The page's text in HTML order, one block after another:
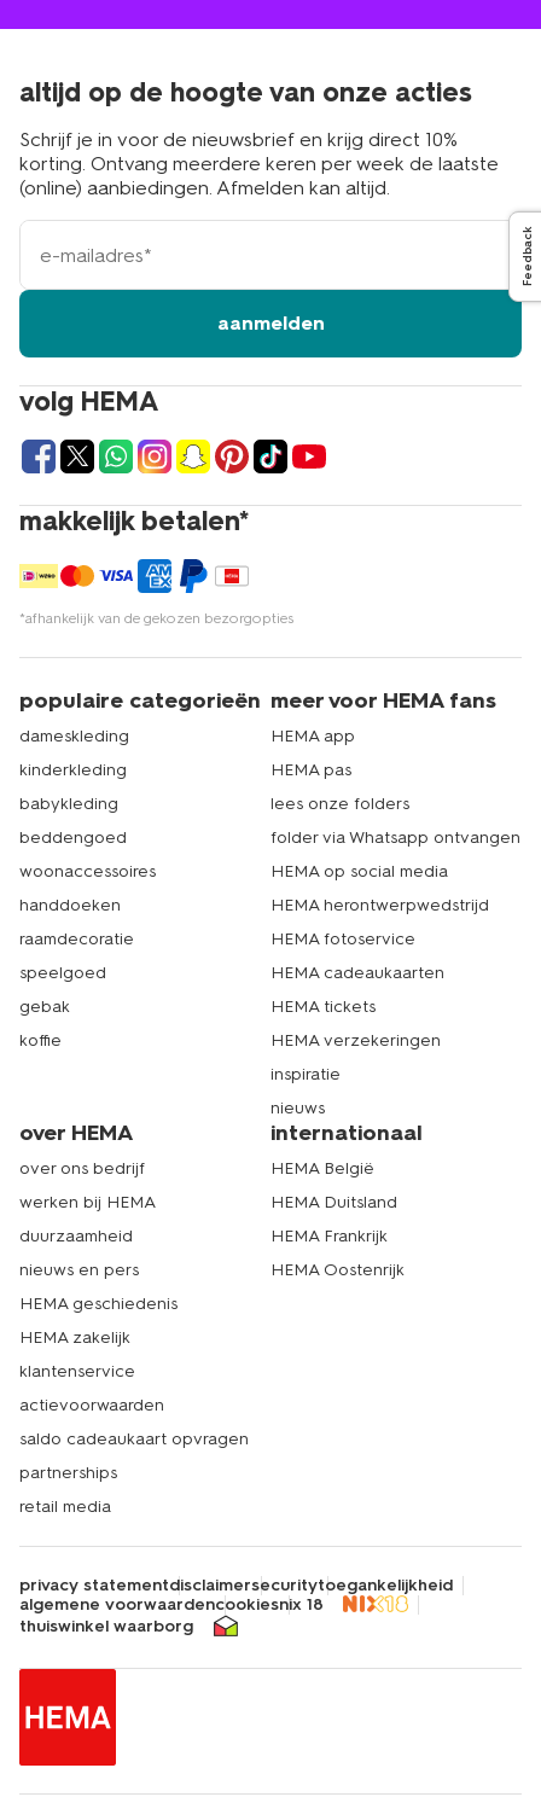
volg HEMA
makkelijk betalen*
*afhankelijk van de gekozen bezorgopties
altijd op de hoogte van onze acties
Schrijf je in voor de nieuwsbrief en krijg direct 10%
korting. Ontvang meerdere keren per week de laatste
(online) aanbiedingen. Afmelden kan altijd.
e-
mailadres
aanmelden
populaire categorieën
dameskleding
kinderkleding
babykleding
beddengoed
woonaccessoires
handdoeken
raamdecoratie
speelgoed
gebak
koffie
meer voor HEMA fans
HEMA app
HEMA pas
lees onze folders
folder via Whatsapp ontvangen
HEMA op social media
HEMA herontwerpwedstrijd
HEMA fotoservice
HEMA cadeaukaarten
HEMA tickets
HEMA verzekeringen
inspiratie
nieuws
over HEMA
over ons bedrijf
werken bij HEMA
duurzaamheid
nieuws en pers
HEMA geschiedenis
HEMA zakelijk
klantenservice
actievoorwaarden
saldo cadeaukaart opvragen
partnerships
retail media
internationaal
HEMA België
HEMA Duitsland
HEMA Frankrijk
HEMA Oostenrijk
privacy statementdisclaimersecuritytoegankelijkheid
algemene voorwaardencookiesnix 18
thuiswinkel waarborg
Feedback